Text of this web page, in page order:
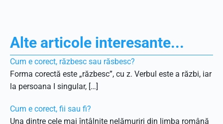
Alte articole interesante...
Cum e corect, răzbesc sau răsbesc?
Forma corectă este „răzbesc”, cu z. Verbul este a răzbi, iar
la persoana I singular, […]
Cum e corect, fii sau fi?
Una dintre cele mai întâlnite nelămuriri din limba română